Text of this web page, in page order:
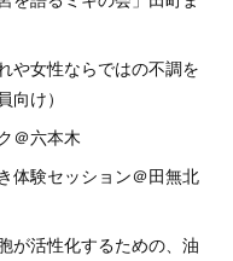
や女性ならではの不調を
け）
＠六本木
体験セッション＠田無北
が活性化するための、油